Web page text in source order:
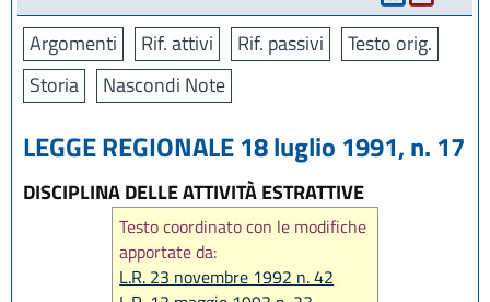
Argomenti Rif. attivi Rif. passivi
Testo orig.
Storia
Nascondi Note
LEGGE REGIONALE 18 luglio 1991, n. 17
DISCIPLINA DELLE ATTIVITÀ ESTRATTIVE
Testo coordinato con le modifiche
apportate da:
L.R. 23 novembre 1992 n. 42